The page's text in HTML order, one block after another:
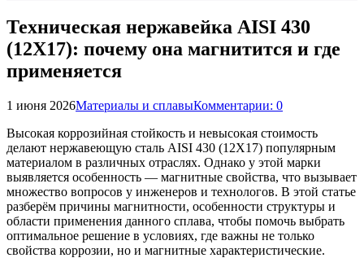
Техническая нержавейка AISI 430
(12Х17): почему она магнитится и где
применяется
1 июня 2026Материалы и сплавыКомментарии: 0
Высокая коррозийная стойкость и невысокая стоимость
делают нержавеющую сталь AISI 430 (12Х17) популярным
материалом в различных отраслях. Однако у этой марки
выявляется особенность — магнитные свойства, что вызывает
множество вопросов у инженеров и технологов. В этой статье
разберём причины магнитности, особенности структуры и
области применения данного сплава, чтобы помочь выбрать
оптимальное решение в условиях, где важны не только
свойства коррозии, но и магнитные характеристические.